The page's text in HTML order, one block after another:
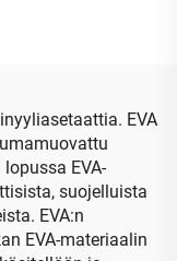
EVA
EVA-
suojelluista
EVA:n
EVA-materiaalin